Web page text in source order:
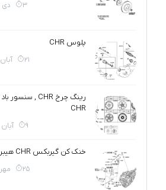
3 دی 1403
پلوس CHR
21 آبان 1403
CHR
9 آبان 1403
خنک کن گیربکس CHR هیبرید
25 مهر 1403